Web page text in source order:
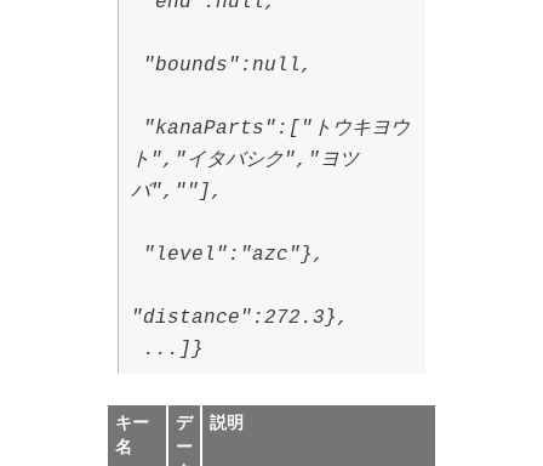
"bounds":null,
"kanaParts":["トウキヨウ
ト","イタバシク","ヨツ
バ",""],
"level":"azc"},
"distance":272.3},
...]}
キー
名
デ
ー
説明